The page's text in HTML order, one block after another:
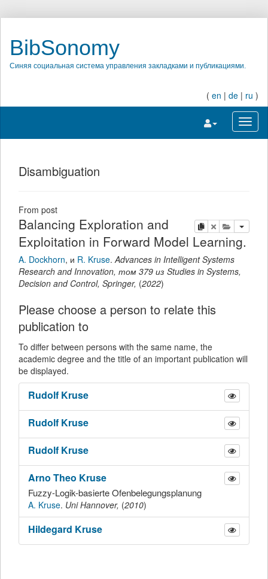
BibSonomy
Синяя социальная система управления закладками и публикациями.
( en | de | ru )
Переключить
Disambiguation
From post
копировать
удалитьдобавить
Balancing Exploration and
Exploitation in Forward Model Learning.
A. Dockhorn, и R. Kruse.Advances in Intelligent Systems
Research and Innovation, том 379 из Studies in Systems,
Decision and Control, Springer, (2022)
Please choose a person to relate this
publication to
To differ between persons with the same name, the
academic degree and the title of an important publication will
be displayed.
Rudolf Kruse
Rudolf Kruse
Rudolf Kruse
Arno Theo Kruse
Fuzzy-Logik-basierte Ofenbelegungsplanung
A. Kruse. Uni Hannover, (2010)
Hildegard Kruse